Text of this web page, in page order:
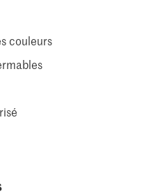
couleurs